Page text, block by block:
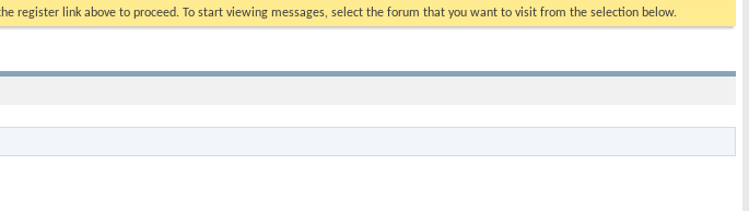
register link above to proceed. To start viewing messages, select the forum that you want to visit from the selection below.